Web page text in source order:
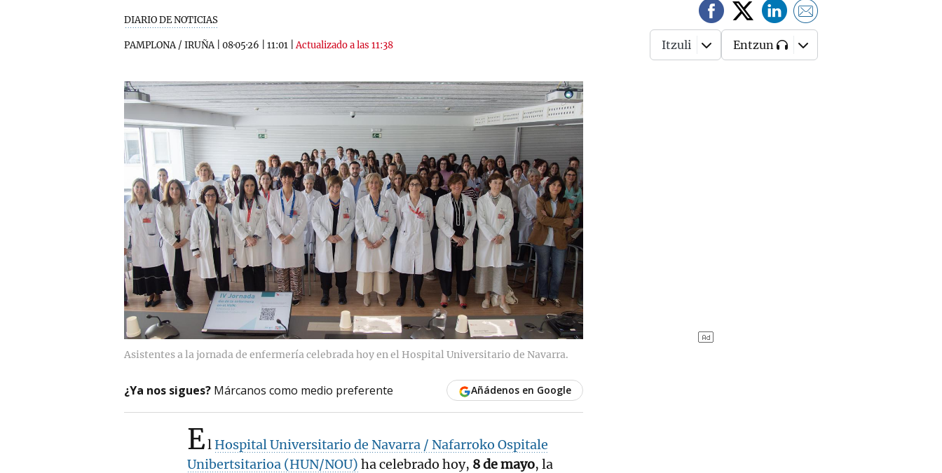
DIARIO DE NOTICIAS
PAMPLONA / IRUÑA| 08·05·26 11:01 |Actualizado a las 11:38 Itzuli Entzun
Asistentes a la jornada de enfermería celebrada hoy en el Hospital Universitario de Navarra.
¿Ya nos sigues? Márcanos como medio preferente Añádenos en Google
El Hospital Universitario de Navarra / Nafarroko Ospitale
Unibertsitarioa (HUN/NOU) ha celebrado hoy, 8 de mayo, la